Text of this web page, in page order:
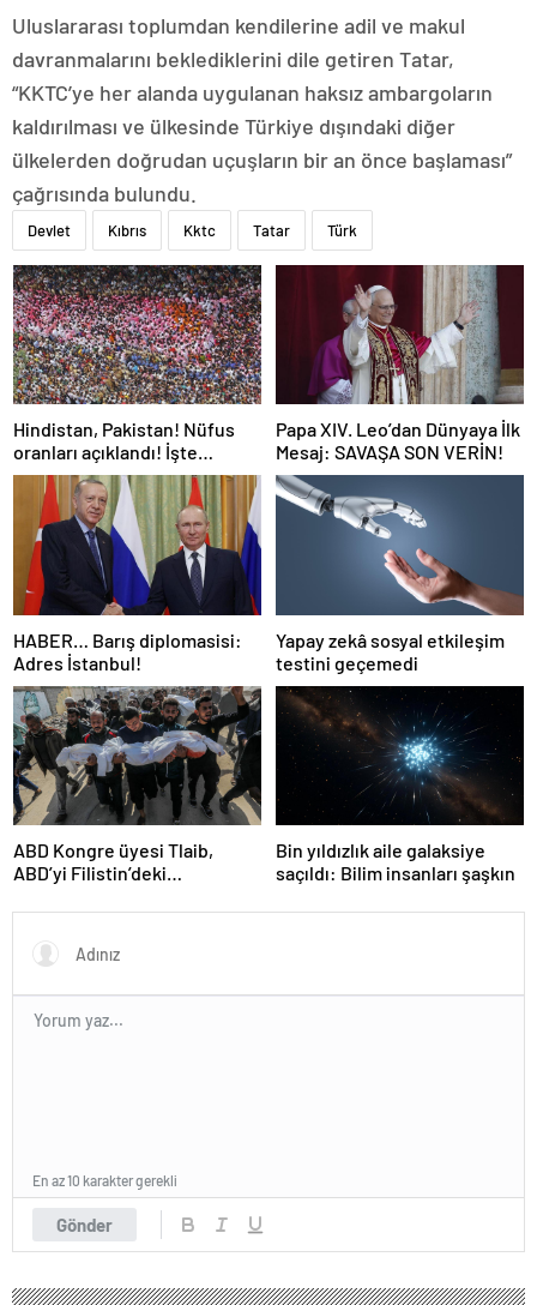
Uluslararası toplumdan kendilerine adil ve makul
davranmalarını beklediklerini dile getiren Tatar,
“KKTC’ye her alanda uygulanan haksız ambargoların
kaldırılması ve ülkesinde Türkiye dışındaki diğer
ülkelerden doğrudan uçuşların bir an önce başlaması”
çağrısında bulundu.
Devlet Kıbrıs Kktc Tatar Türk
Hindistan, Pakistan! Nüfus
oranları açıklandı! İşte
Dünyanın en kalabalık ülkesi!
Dünya haritası ülkeler!
Papa XIV. Leo’dan Dünyaya İlk
Mesaj: SAVAŞA SON VERİN!
HABER… Barış diplomasisi:
Adres İstanbul!
Yapay zekâ sosyal etkileşim
testini geçemedi
ABD Kongre üyesi Tlaib,
ABD’yi Filistin’deki
olmakla itham etti
Bin yıldızlık aile galaksiye
saçıldı: Bilim insanları şaşkın
Gönder
En az 10 karakter gerekli